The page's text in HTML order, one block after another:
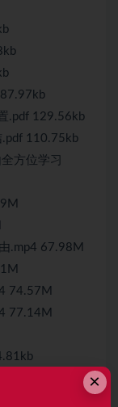
.pdf 129.56kb
.pdf 110.75kb
方位学习
.mp4 67.98M
74.57M
77.14M
.pdf 83.64kb
由.pdf 93.52kb
×